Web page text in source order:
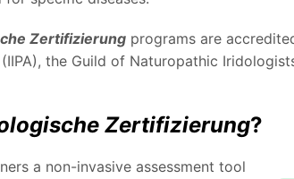
Zertifizierung programs are
the Guild of Naturopathic
Zertifizierung?
a non-invasive assessment tool